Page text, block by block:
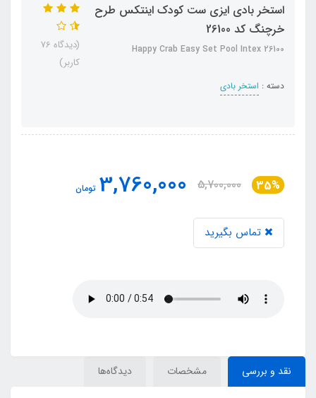
استخر بادی ایزی ست کودک اینتکس طرح
خرچنگ کد 26100
Happy Crab Easy Set Pool Intex 26100
دسته : استخر بادی
(دیدگاه 76
کاربر)
35%
5,700,000
3,760,000 تومان
تماس بگیرید
نقد و بررسی مشخصات دیدگاه‌ها